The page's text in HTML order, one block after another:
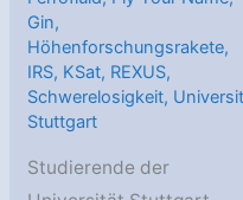
Gin,
Höhenforschungsrakete,
IRS, KSat, REXUS,
Schwerelosigkeit,
Stuttgart
Studierende der